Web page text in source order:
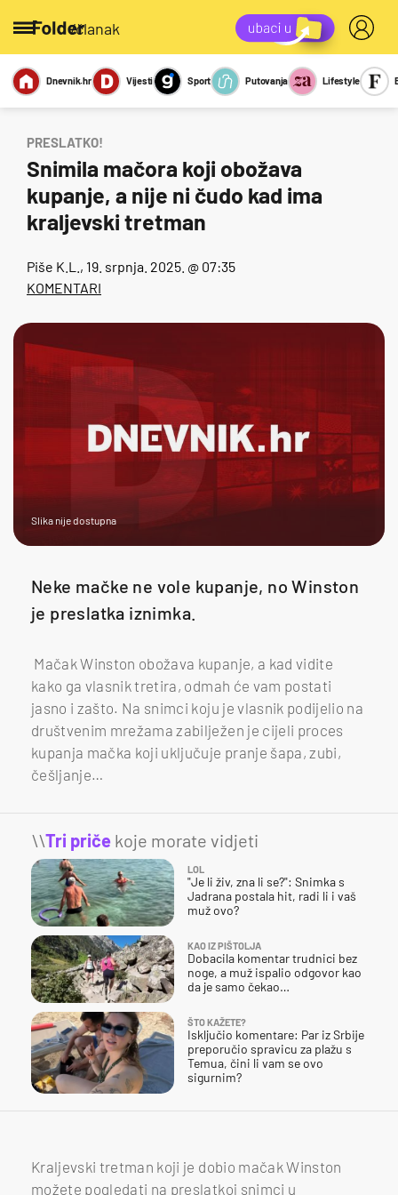
/članak
Miks Kviz
Report
Sexy
Dnevnik.hr Vijesti Sport Putovanja Lifestyle
PRESLATKO!
Snimila mačora koji obožava
kupanje, a nije ni čudo kad ima
kraljevski tretman
Piše K.L. , 19. srpnja. 2025. @ 07:35
KOMENTARI
Slika nije dostupna
Neke mačke ne vole kupanje, no Winston
je preslatka iznimka.
Mačak Winston obožava kupanje, a kad vidite
kako ga vlasnik tretira, odmah će vam postati
jasno i zašto. Na snimci koju je vlasnik podijelio na
društvenim mrežama zabilježen je cijeli proces
kupanja mačka koji uključuje pranje šapa, zubi,
češljanje…
\\Tri priče koje morate vidjeti
LOL
"Je li živ, zna li se?": Snimka s
Jadrana postala hit, radi li i vaš
muž ovo?
KAO IZ PIŠTOLJA
Dobacila komentar trudnici bez
noge, a muž ispalio odgovor kao
da je samo čekao…
ŠTO KAŽETE?
Isključio komentare: Par iz Srbije
preporučio spravicu za plažu s
Temua, čini li vam se ovo
sigurnim?
Kraljevski tretman koji je dobio mačak Winston
možete pogledati na preslatkoj snimci u